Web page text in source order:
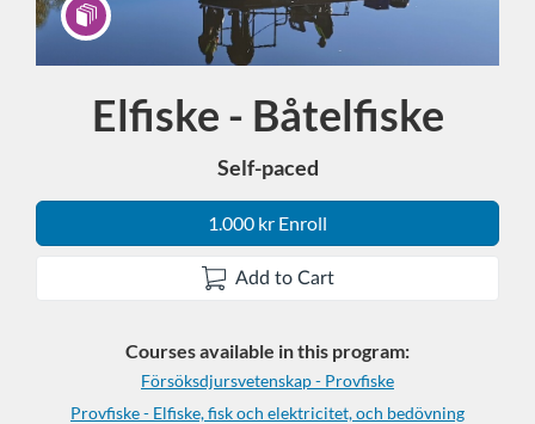
Program
Elfiske - Båtelfiske
Self-paced
1.000 kr Enroll
Add to Cart
Courses available in this program:
Försöksdjursvetenskap - Provfiske
Provfiske - Elfiske, fisk och elektricitet, och bedövning